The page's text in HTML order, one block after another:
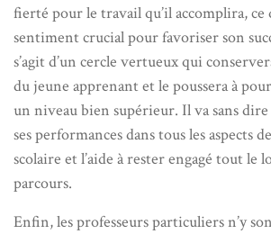
fierté pour le travail qu’il accomplira, ce
sentiment crucial pour favoriser son
s’agit d’un cercle vertueux qui
du jeune apprenant et le poussera à
un niveau bien supérieur. Il va sans dire
ses performances dans tous les aspects
scolaire et l’aide à rester engagé tout le
parcours.
Enfin, les professeurs particuliers n’y